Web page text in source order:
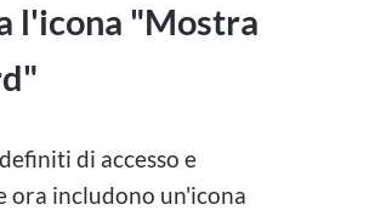
l'icona "Mostra
di accesso e
ora includono un'icona